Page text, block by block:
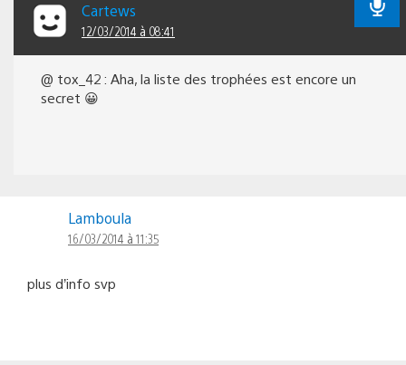
Cartews
12/03/2014 à 08:41
@ tox_42 : Aha, la liste des trophées est encore un
secret 😀
Lamboula
16/03/2014 à 11:35
plus d’info svp